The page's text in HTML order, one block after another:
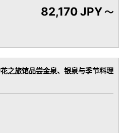
82,170 JPY～
之旅馆品尝金泉、银泉与季节料理